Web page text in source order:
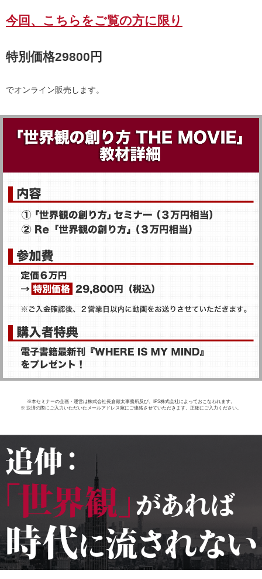
今回、こちらをご覧の方に限り
特別価格29800円
でオンライン販売します。
※本セミナーの企画・運営は株式会社長倉顕太事務所及び、IPS株式会社によっておこなわれます。
※ 決済の際にご入力いただいたメールアドレス宛にご連絡させていただきます。正確にご入力ください。